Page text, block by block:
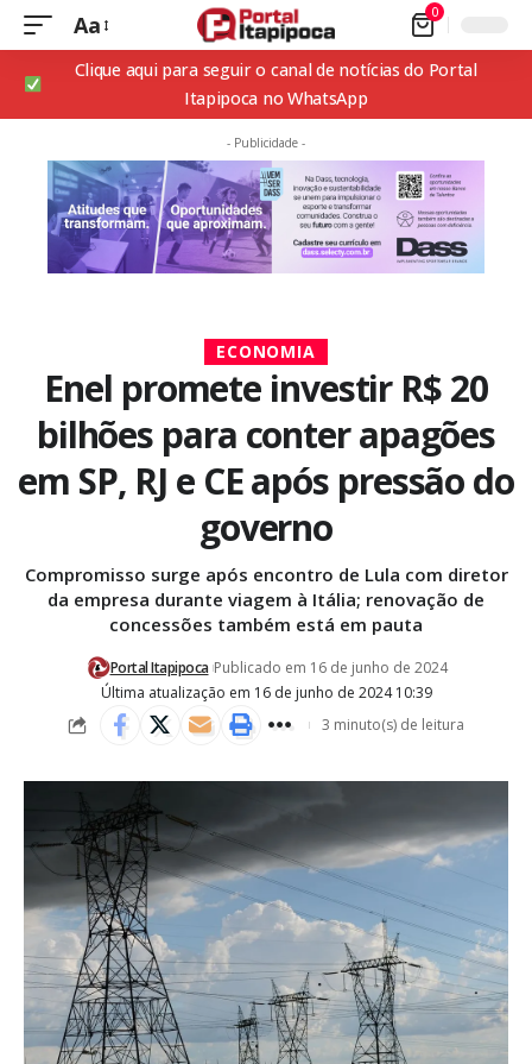
Aa 0
Clique aqui para seguir o canal de notícias do Portal
Itapipoca no WhatsApp
- Publicidade -
ECONOMIA
Enel promete investir R$ 20
bilhões para conter apagões
em SP, RJ e CE após pressão do
governo
Compromisso surge após encontro de Lula com diretor
da empresa durante viagem à Itália; renovação de
concessões também está em pauta
Última atualização em 16 de junho de 2024 10:39
Portal Itapipoca Publicado em 16 de junho de 2024
3 minuto(s) de leitura